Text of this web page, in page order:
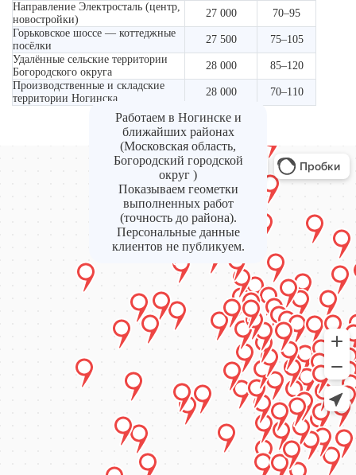
Направление Электросталь (центр,
новостройки)
27 000
70–95
Горьковское шоссе — коттеджные
посёлки
27 500
75–105
Удалённые сельские территории
Богородского округа
28 000
85–120
Производственные и складские
территории Ногинска
28 000 70–110
Работаем в Ногинске и
ближайших районах
(Московская область,
Богородский городской
округ )
Показываем геометки
выполненных работ
(точность до района).
Персональные данные
клиентов не публикуем.